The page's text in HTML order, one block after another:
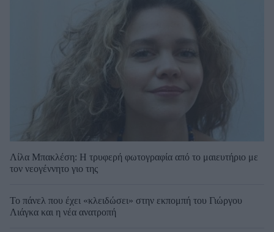
Λίλα Μπακλέση: Η τρυφερή φωτογραφία από το μαιευτήριο με
τον νεογέννητο γιο της
Το πάνελ που έχει «κλειδώσει» στην εκπομπή του Γιώργου
Λιάγκα και η νέα ανατροπή